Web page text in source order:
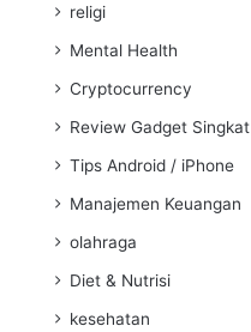
religi
Mental Health
Cryptocurrency
Review Gadget Singkat
Tips Android / iPhone
Manajemen Keuangan
olahraga
Diet & Nutrisi
kesehatan